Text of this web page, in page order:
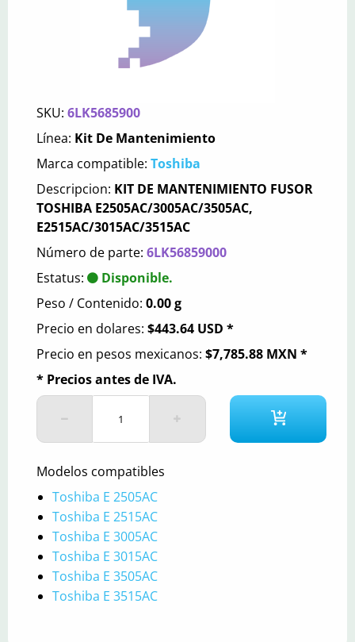
SKU: 6LK5685900
Línea: Kit De Mantenimiento
Marca compatible: Toshiba
Descripcion: KIT DE MANTENIMIENTO FUSOR
TOSHIBA E2505AC/3005AC/3505AC,
E2515AC/3015AC/3515AC
Número de parte: 6LK56859000
Estatus:
Disponible.
Peso / Contenido: 0.00 g
Precio en dolares: $443.64 USD *
Precio en pesos mexicanos: $7,785.88 MXN *
* Precios antes de IVA.
Modelos compatibles
Toshiba E 2505AC
Toshiba E 2515AC
Toshiba E 3005AC
Toshiba E 3015AC
Toshiba E 3505AC
Toshiba E 3515AC